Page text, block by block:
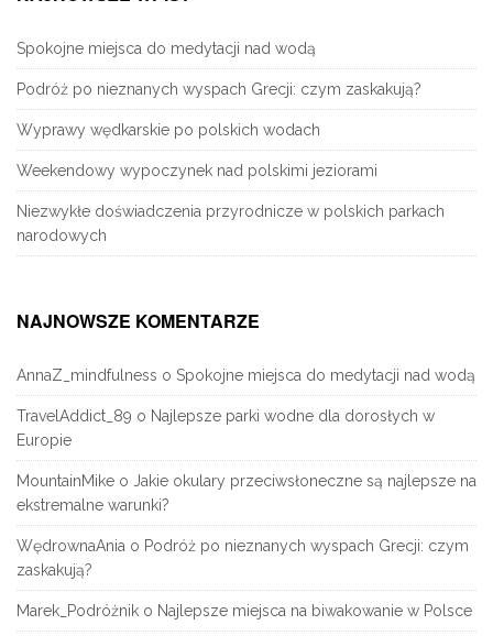
Spokojne miejsca do medytacji nad wodą
Podróż po nieznanych wyspach Grecji: czym zaskakują?
Wyprawy wędkarskie po polskich wodach
Weekendowy wypoczynek nad polskimi jeziorami
Niezwykłe doświadczenia przyrodnicze w polskich parkach
narodowych
NAJNOWSZE KOMENTARZE
AnnaZ_mindfulness o Spokojne miejsca do medytacji nad wodą
TravelAddict_89 o Najlepsze parki wodne dla dorosłych w
Europie
MountainMike o Jakie okulary przeciwsłoneczne są najlepsze na
ekstremalne warunki?
WędrownaAnia o Podróż po nieznanych wyspach Grecji: czym
zaskakują?
Marek_Podróżnik o Najlepsze miejsca na biwakowanie w Polsce